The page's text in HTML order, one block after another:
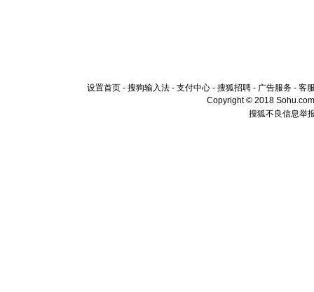
设置首页 - 搜狗输入法 - 支付中心 - 搜狐招聘 - 广告服务 - 客
Copyright © 2018
搜狐不良信息举